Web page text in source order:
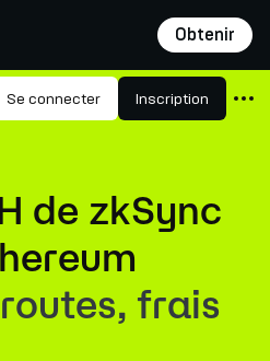
Obtenir
Se connecter Inscription
de zkSync
frais